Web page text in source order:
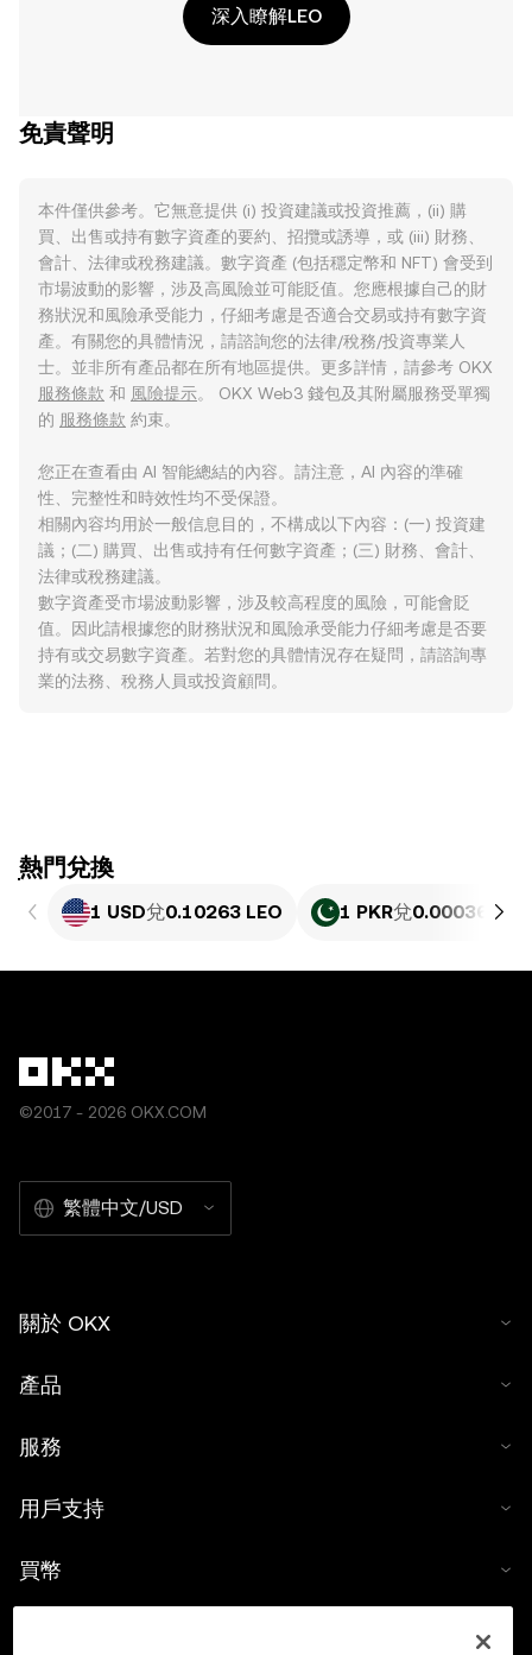
深入瞭解LEO
免責聲明
本件僅供參考。它無意提供 (i) 投資建議或投資推薦，(ii) 購
買、出售或持有數字資產的要約、招攬或誘導，或 (iii) 財務、
會計、法律或稅務建議。數字資產 (包括穩定幣和 NFT) 會受到
市場波動的影響，涉及高風險並可能貶值。您應根據自己的財
務狀況和風險承受能力，仔細考慮是否適合交易或持有數字資
產。有關您的具體情況，請諮詢您的法律/稅務/投資專業人
士。並非所有產品都在所有地區提供。更多詳情，請參考 OKX
服務條款 和 風險提示。 OKX Web3 錢包及其附屬服務受單獨
的 服務條款 約束。
您正在查看由 AI 智能總結的內容。請注意，AI 內容的準確
性、完整性和時效性均不受保證。
相關內容均用於一般信息目的，不構成以下內容：(一) 投資建
議；(二) 購買、出售或持有任何數字資產；(三) 財務、會計、
法律或稅務建議。
數字資產受市場波動影響，涉及較高程度的風險，可能會貶
值。因此請根據您的財務狀況和風險承受能力仔細考慮是否要
持有或交易數字資產。若對您的具體情況存在疑問，請諮詢專
業的法務、稅務人員或投資顧問。
ִִִִִִִִִִִִִִִִִִִִִִִִִִִִִִִִִִִִִִִִִִִִִִִִ熱門兌換
1 USD兌0.10263 LEO 1 PKR兌0.00036934
©2017 - 2026 OKX.COM
繁體中文/USD
關於 OKX
產品
服務
用戶支持
買幣